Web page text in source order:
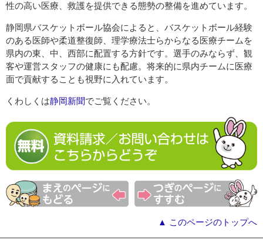
性の高い医療、救護を提供できる態勢の整備を進めています。
静岡県バスケットボール協会によると、バスケットボール経験
のある医師や柔道整復師、理学療法士らからなる医療チームを
県内の東、中、西部に配置する方針です。選手のみならず、観
客や運営スタッフの健康にも配慮。将来的に県内チームに医療
面で貢献することも視野に入れています。
くわしくは静岡新聞でご覧ください。
▲ このページのトップへ